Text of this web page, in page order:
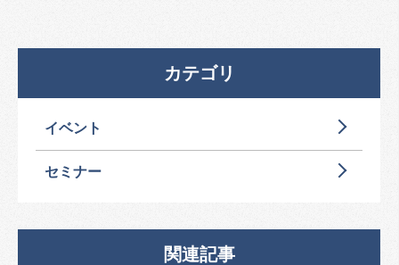
カテゴリ
イベント
セミナー
関連記事